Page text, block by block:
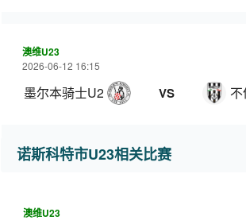
澳维U23
2026-06-12 16:15
墨尔本骑士U23 VS 不
诺斯科特市U23相关比赛
澳维U23